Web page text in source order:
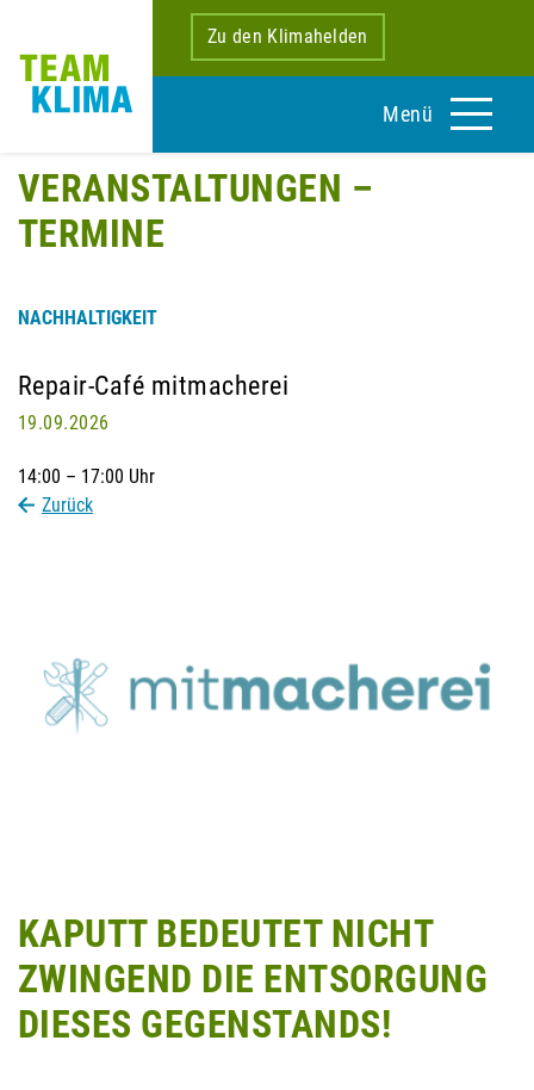
Zu den Klimahelden
Menü
VERANSTALTUNGEN –
TERMINE
NACHHALTIGKEIT
Repair-Café mitmacherei
19.09.2026
14:00 – 17:00 Uhr
Zurück
KAPUTT BEDEUTET NICHT
ZWINGEND DIE ENTSORGUNG
DIESES GEGENSTANDS!